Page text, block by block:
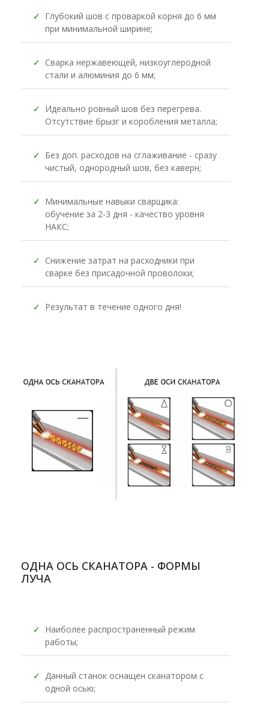
✓ Глубокий шов с проваркой корня до 6 мм
при минимальной ширине;
✓ Сварка нержавеющей, низкоуглеродной
стали и алюминия до 6 мм;
✓ Идеально ровный шов без перегрева.
Отсутствие брызг и коробления металла;
✓ Без доп. расходов на сглаживание - сразу
чистый, однородный шов, без каверн;
✓ Минимальные навыки сварщика:
обучение за 2-3 дня - качество уровня
НАКС;
✓ Снижение затрат на расходники при
сварке без присадочной проволоки;
✓ Результат в течение одного дня!
ОДНА ОСЬ СКАНАТОРА - ФОРМЫ
ЛУЧА
✓ Наиболее распространенный режим
работы;
✓
Данный станок оснащен сканатором с
одной осью;